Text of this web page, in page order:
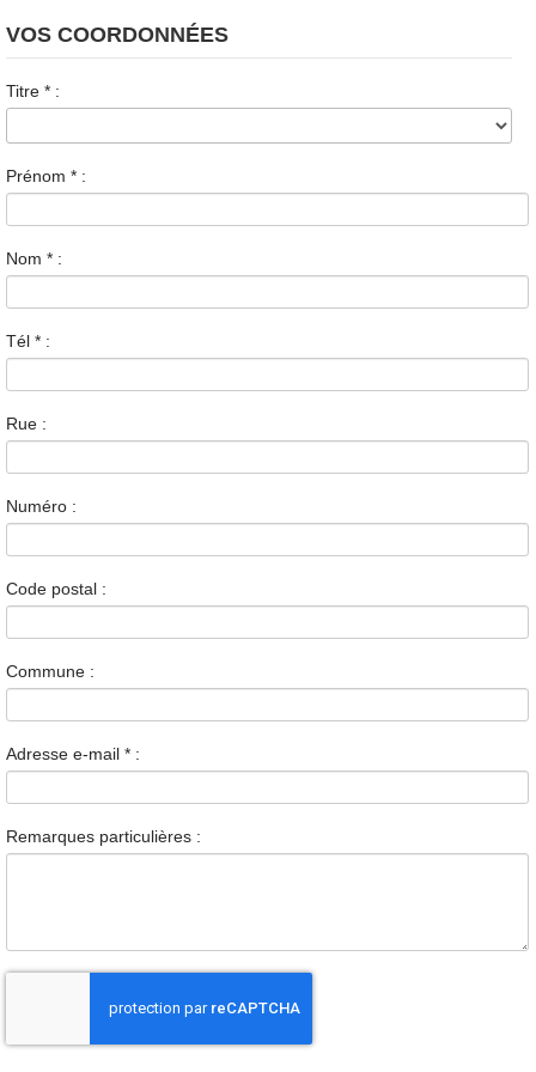
VOS COORDONNÉES
Titre * :
Prénom * :
Nom * :
Tél * :
Rue :
Numéro :
Code postal :
Commune :
Adresse e-mail * :
Remarques particulières :